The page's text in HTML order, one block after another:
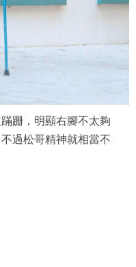
跚，明顯右腳不太夠
過松哥精神就相當不